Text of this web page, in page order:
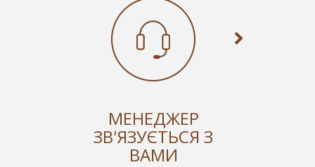
МЕНЕДЖЕР
ЗВ'ЯЗУЄТЬСЯ З
ВАМИ